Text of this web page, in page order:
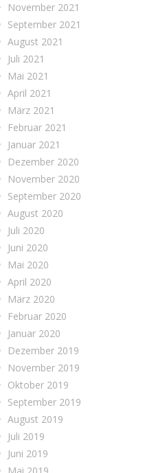
November 2021
September 2021
August 2021
Juli 2021
Mai 2021
April 2021
März 2021
Februar 2021
Januar 2021
Dezember 2020
November 2020
September 2020
August 2020
Juli 2020
Juni 2020
Mai 2020
April 2020
März 2020
Februar 2020
Januar 2020
Dezember 2019
November 2019
Oktober 2019
September 2019
August 2019
Juli 2019
Juni 2019